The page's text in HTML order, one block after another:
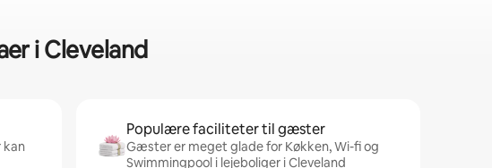
i Cleveland
kan
Populære faciliteter til gæster
Gæster er meget glade for Køkken, Wi-fi og
Swimmingpool i lejeboliger i Cleveland